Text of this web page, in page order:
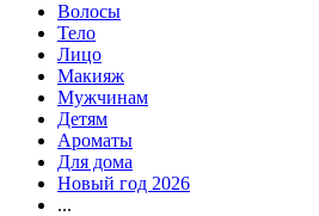
Волосы
Тело
Лицо
Макияж
Мужчинам
Детям
Ароматы
Для дома
Новый год 2026
...